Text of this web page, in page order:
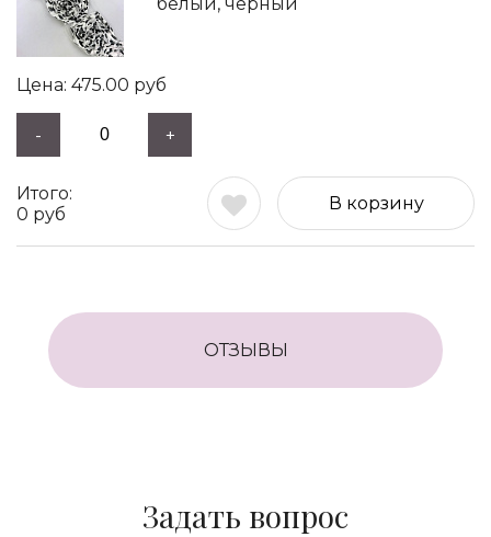
475.00 руб
- +
0 руб
В корзину
ОТЗЫВЫ
Задать вопрос